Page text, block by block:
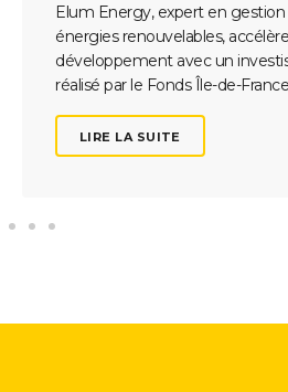
Elum Energy, expert en
énergies renouvelables,
développement avec un
réalisé par le Fonds Île-de-
LIRE LA SUITE